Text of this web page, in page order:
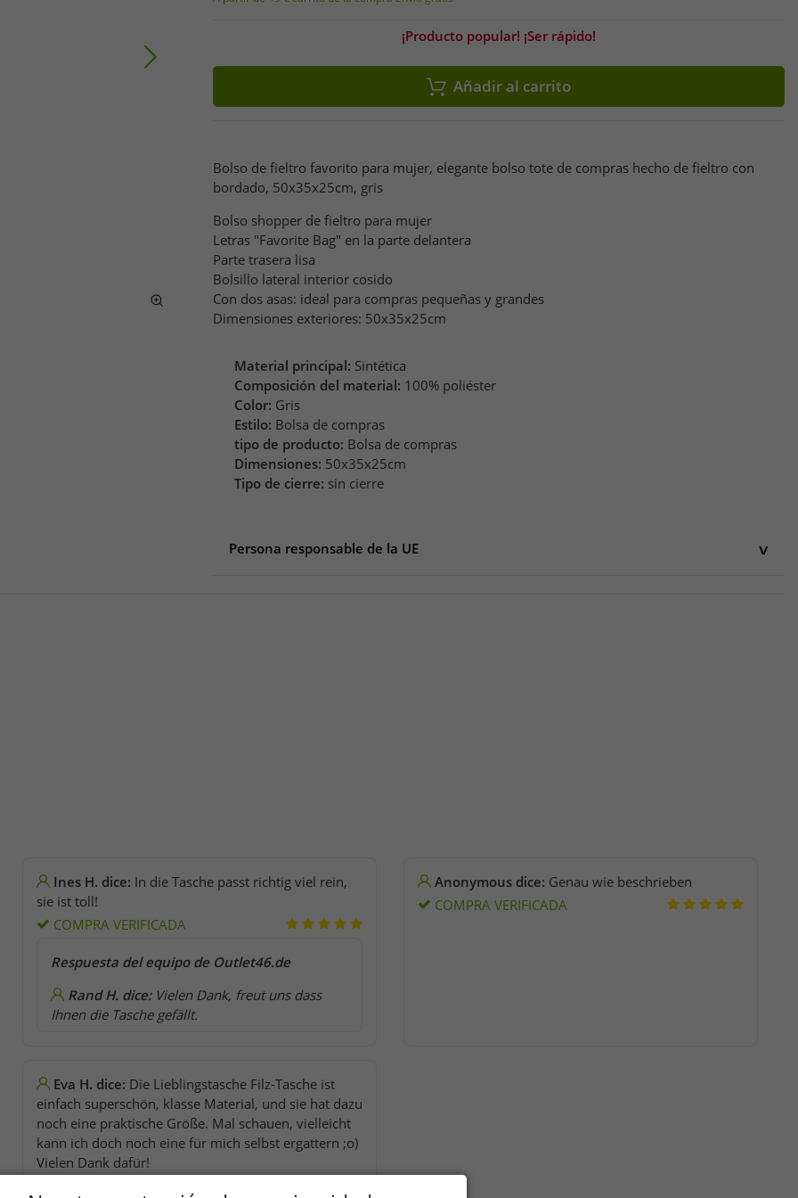
¡Producto popular! ¡Ser rápido!
Añadir al carrito
Bolso de fieltro favorito para mujer, elegante bolso tote de compras hecho de fieltro con
bordado, 50x35x25cm, gris
Bolso shopper de fieltro para mujer
Letras "Favorite Bag" en la parte delantera
Parte trasera lisa
Bolsillo lateral interior cosido
Con dos asas: ideal para compras pequeñas y grandes
Dimensiones exteriores: 50x35x25cm
Material principal: Sintética
Composición del material: 100% poliéster
Color: Gris
Estilo: Bolsa de compras
tipo de producto: Bolsa de compras
Dimensiones: 50x35x25cm
Tipo de cierre: sin cierre
Persona responsable de la UE
Ines H. dice: In die Tasche passt richtig viel rein,
sie ist toll!
COMPRA VERIFICADA
Respuesta del equipo de Outlet46.de
Rand H. dice: Vielen Dank, freut uns dass
Ihnen die Tasche gefällt.
Anonymous dice: Genau wie beschrieben
COMPRA VERIFICADA
Eva H. dice: Die Lieblingstasche Filz-Tasche ist
einfach superschön, klasse Material, und sie hat dazu
noch eine praktische Größe. Mal schauen, vielleicht
kann ich doch noch eine für mich selbst ergattern ;o)
Vielen Dank dafür!